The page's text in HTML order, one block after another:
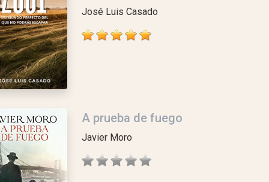
José Luis Casado
A prueba de fuego
Javier Moro